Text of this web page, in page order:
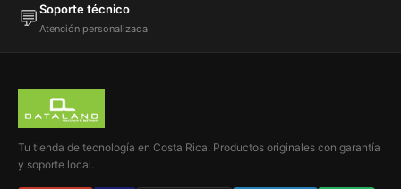
💬Soporte técnico
Atención personalizada
Tu tienda de tecnología en Costa Rica. Productos originales con garantía
y soporte local.